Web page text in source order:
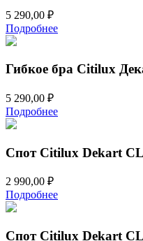
5 290,00 ₽
Подробнее
Гибкое бра Citilux
5 290,00 ₽
Подробнее
Спот Citilux Dekart
2 990,00 ₽
Подробнее
Спот Citilux Dekart